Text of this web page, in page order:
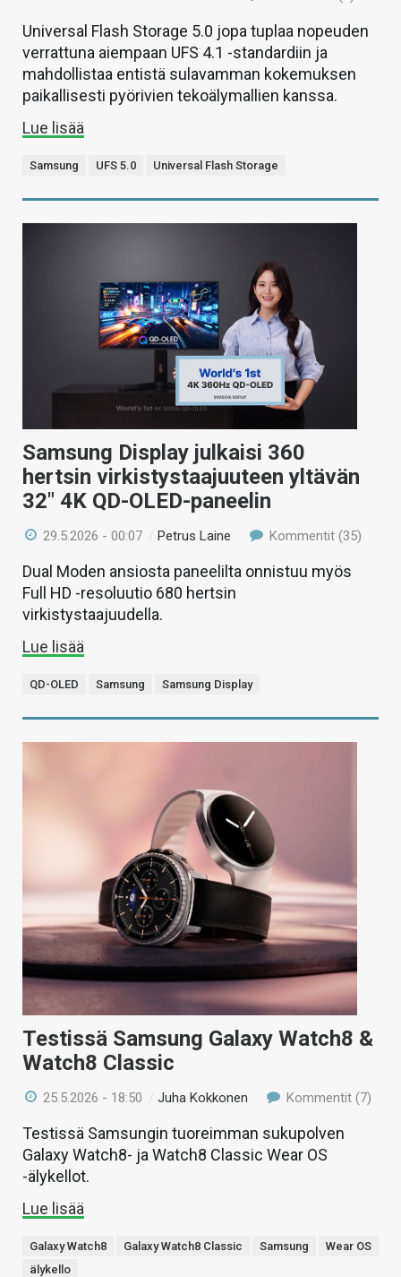
Universal Flash Storage 5.0 jopa tuplaa nopeuden
verrattuna aiempaan UFS 4.1 -standardiin ja
mahdollistaa entistä sulavamman kokemuksen
paikallisesti pyörivien tekoälymallien kanssa.
Lue lisää
Samsung UFS 5.0 Universal Flash Storage
Samsung Display julkaisi 360
hertsin virkistystaajuuteen yltävän
32″ 4K QD-OLED-paneelin
29.5.2026 - 00:07 /Petrus Laine Kommentit (35)
Dual Moden ansiosta paneelilta onnistuu myös
Full HD -resoluutio 680 hertsin
virkistystaajuudella.
Lue lisää
QD-OLED Samsung Samsung Display
Testissä Samsung Galaxy Watch8 &
Watch8 Classic
25.5.2026 - 18:50 /Juha Kokkonen Kommentit (7)
Testissä Samsungin tuoreimman sukupolven
Galaxy Watch8- ja Watch8 Classic Wear OS
-älykellot.
Lue lisää
Galaxy Watch8 Galaxy Watch8 Classic Samsung
Wear OS
älykello